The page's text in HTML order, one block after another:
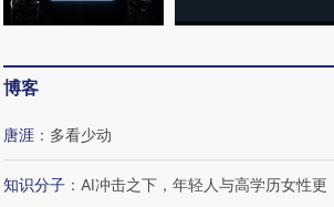
博客
唐涯 ： 多看少动
知识分子 ： AI冲击之下，年轻人与高学历女性更